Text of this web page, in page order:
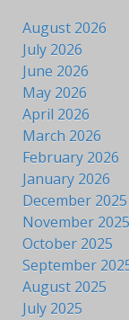
August 2026
July 2026
June 2026
May 2026
April 2026
March 2026
February 2026
January 2026
December 2025
November 2025
October 2025
September
August 2025
July 2025